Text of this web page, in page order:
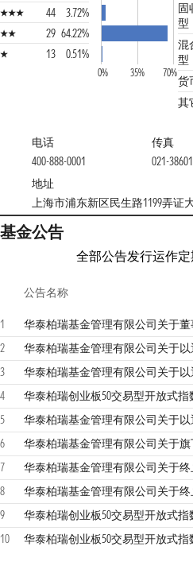
44
3.72%
29 64.22%
13
0.51%
0% 35% 70%
固
型
混
型
货
其
电话
400-888-0001
传真
021-
地址
上海市浦东新区民生路1199弄证
基金公告
全部公告发行运作
公告名称
1
2
3
4
5
6
7
8
9
10